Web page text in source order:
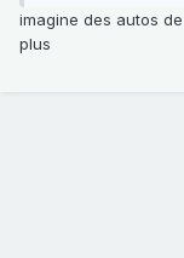
imagine des autos
plus